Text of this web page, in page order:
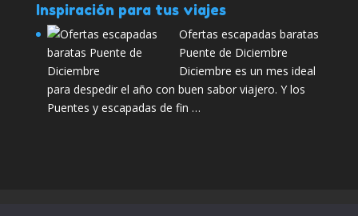
Inspiración para tus viajes
Ofertas escapadas baratas
Puente de Diciembre
Diciembre es un mes ideal
para despedir el año con buen sabor viajero. Y los
Puentes y escapadas de fin …